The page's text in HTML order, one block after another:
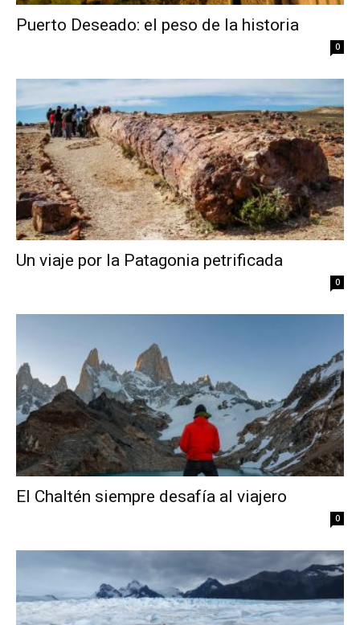
Puerto Deseado: el peso de la historia
0
Un viaje por la Patagonia petrificada
0
El Chaltén siempre desafía al viajero
0